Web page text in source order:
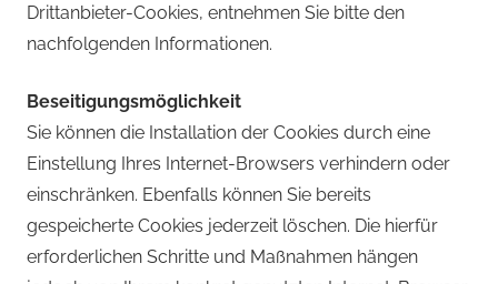
Drittanbieter-Cookies, entnehmen Sie bitte den
nachfolgenden Informationen.
Beseitigungsmöglichkeit
Sie können die Installation der Cookies durch eine
Einstellung Ihres Internet-Browsers verhindern oder
einschränken. Ebenfalls können Sie bereits
gespeicherte Cookies jederzeit löschen. Die hierfür
erforderlichen Schritte und Maßnahmen hängen